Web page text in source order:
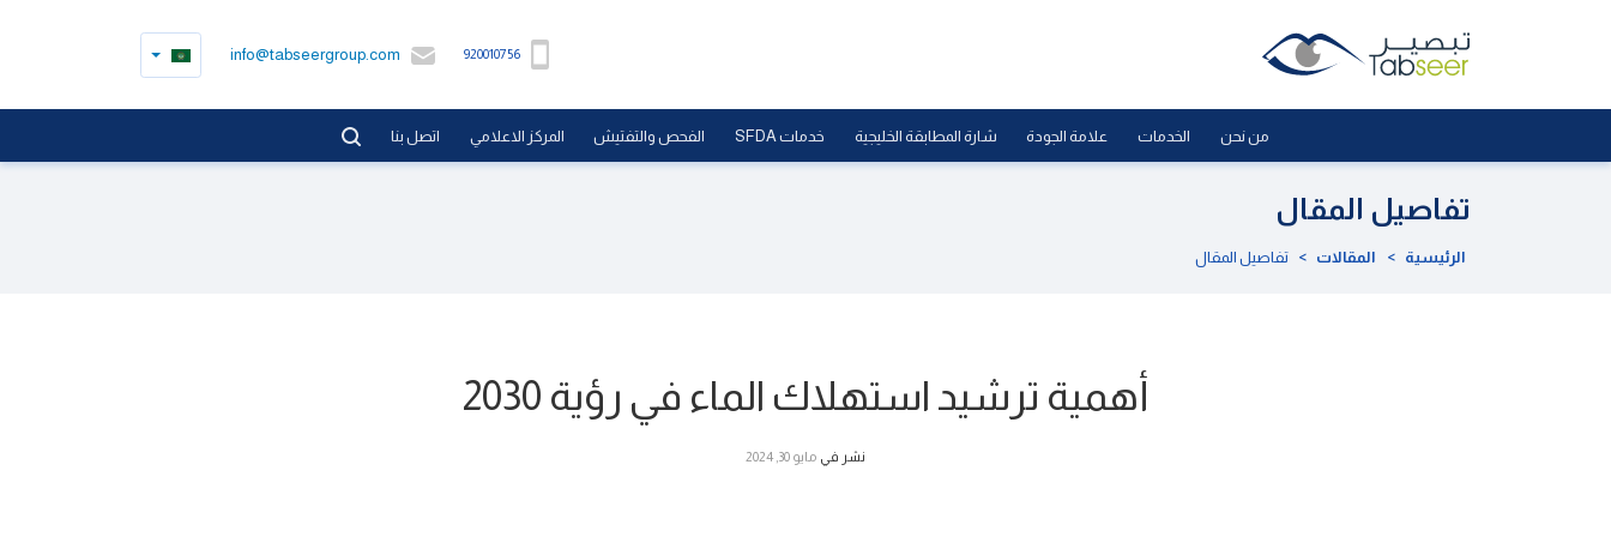
920010756
info@tabseergroup.com
من نحن الخدمات علامة الجودة شارة المطابقة الخليجية خدمات SFDA الفحص والتفتيش المركز الاعلامي اتصل بنا
تفاصيل المقال
الرئيسية > المقالات > تفاصيل المقال
أهمية ترشيد استهلاك الماء في رؤية 2030
نشر في مايو 30, 2024